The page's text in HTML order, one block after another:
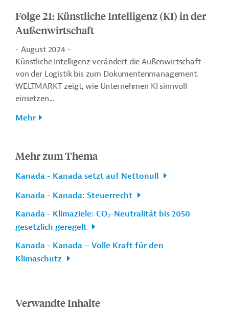
Folge 21: Künstliche Intelligenz (KI) in der
Außenwirtschaft
- August 2024 -
Künstliche Intelligenz verändert die Außenwirtschaft –
von der Logistik bis zum Dokumentenmanagement.
WELTMARKT zeigt, wie Unternehmen KI sinnvoll
einsetzen...
Mehr
Mehr zum Thema
Kanada - Kanada setzt auf Nettonull
Kanada - Kanada: Steuerrecht
Kanada - Klimaziele: CO₂-Neutralität bis 2050
gesetzlich geregelt
Kanada - Kanada – Volle Kraft für den
Klimaschutz
Verwandte Inhalte